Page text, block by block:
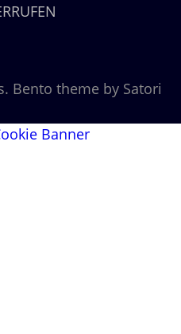
Bento theme by Satori
Banner